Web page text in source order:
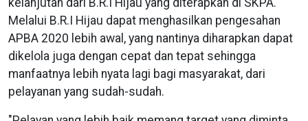
kelanjutan dari B.R.I Hijau yang diterapkan di SKPA.
Melalui B.R.I Hijau dapat menghasilkan pengesahan
APBA 2020 lebih awal, yang nantinya diharapkan dapat
dikelola juga dengan cepat dan tepat sehingga
manfaatnya lebih nyata lagi bagi masyarakat, dari
pelayanan yang sudah-sudah.